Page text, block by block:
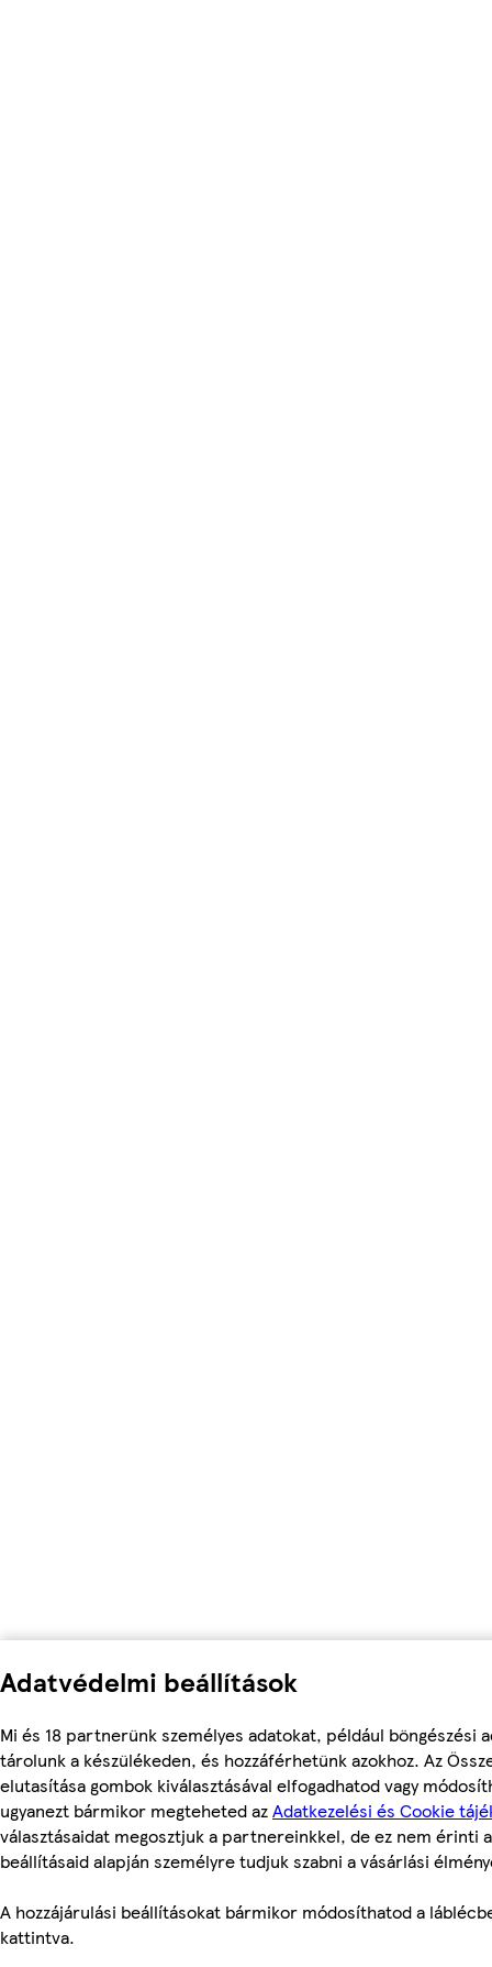
Adatvédelmi beállítások
Mi és 18 partnerünk személyes adatokat, például böngészési
tárolunk a készülékeden, és hozzáférhetünk azokhoz. Az
elutasítása gombok kiválasztásával elfogadhatod vagy
ugyanezt bármikor megteheted azAdatkezelési és Cookie
választásaidat megosztjuk a partnereinkkel, de ez nem érinti
beállításaid alapján személyre tudjuk szabni a vásárlási
A hozzájárulási beállításokat bármikor módosíthatod a
kattintva.